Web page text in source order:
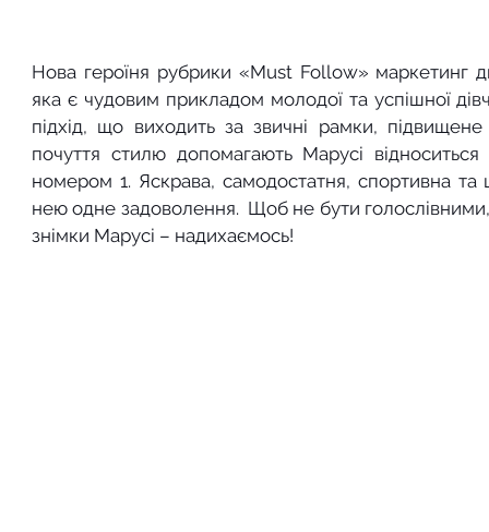
Нова героїня рубрики «Must Follow» маркетинг
яка є чудовим прикладом молодої та успішної
підхід, що виходить за звичні рамки, підвищене
почуття стилю допомагають Марусі
номером 1. Яскрава, самодостатня, спортивна та
нею одне задоволення.  Щоб не бути
знімки Марусі – надихаємось!